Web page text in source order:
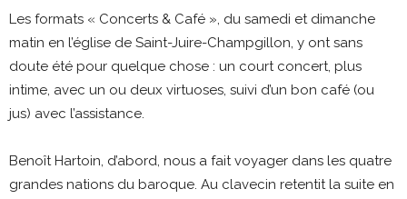
Les formats « Concerts & Café », du samedi et dimanche
matin en l’église de Saint-Juire-Champgillon, y ont sans
doute été pour quelque chose : un court concert, plus
intime, avec un ou deux virtuoses, suivi d’un bon café (ou
jus) avec l’assistance.
Benoît Hartoin, d’abord, nous a fait voyager dans les quatre
grandes nations du baroque. Au clavecin retentit la suite en